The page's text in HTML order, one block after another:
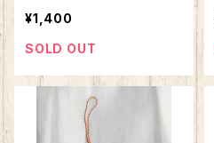
¥1,400
SOLD OUT